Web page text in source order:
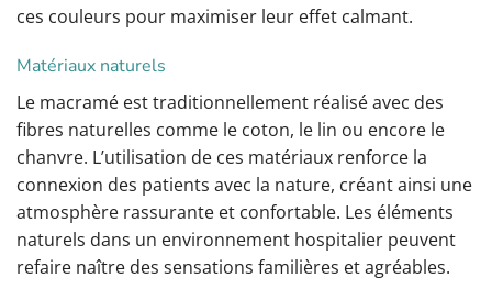
ces couleurs pour maximiser leur effet calmant.
Matériaux naturels
Le macramé est traditionnellement réalisé avec des
fibres naturelles comme le coton, le lin ou encore le
chanvre. L’utilisation de ces matériaux renforce la
connexion des patients avec la nature, créant ainsi une
atmosphère rassurante et confortable. Les éléments
naturels dans un environnement hospitalier peuvent
refaire naître des sensations familières et agréables.